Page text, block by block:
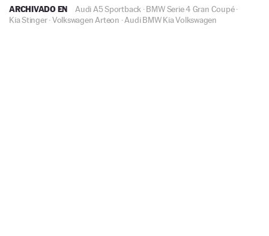
ARCHIVADO EN Audi A5 Sportback ·BMW Serie 4 Gran Coupé·
Kia Stinger·Volkswagen Arteon ·Audi BMW KiaVolkswagen